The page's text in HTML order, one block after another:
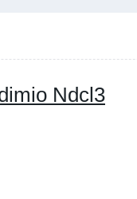
Ndcl3